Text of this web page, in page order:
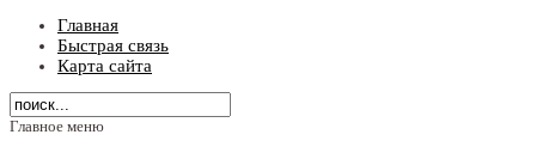
Главная
Быстрая связь
Карта сайта
Главное меню